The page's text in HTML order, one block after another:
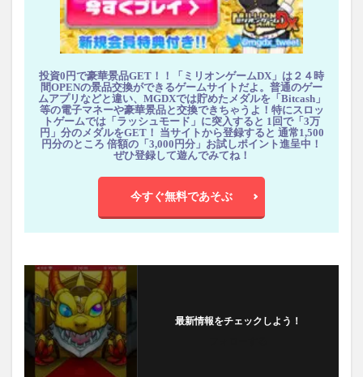
投資0円で豪華景品GET！！「ミリオンゲームDX」は２４時
間OPENの景品交換ができるゲームサイトだよ。普通のゲー
ムアプリなどと違い、MGDXでは貯めたメダルを「Bitcash」
等の電子マネーや豪華景品と交換できちゃうよ！特にスロッ
トゲームでは「ラッシュモード」に突入すると 1回で「3万
円」分のメダルをGET！ 当サイトから登録すると 通常1,500
円分のところ 倍額の「3,000円分」お試しポイント進呈中！
ぜひ登録して遊んでみてね！
今すぐ無料であそぶ
最新情報をチェックしよう！